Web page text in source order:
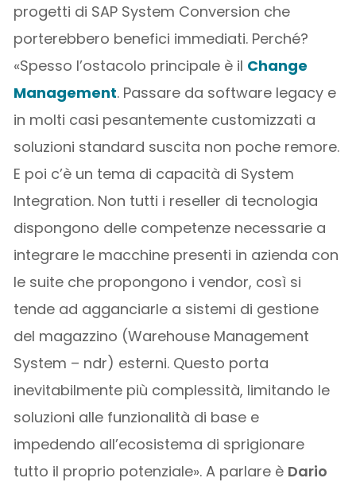
progetti di SAP System Conversion che
porterebbero benefici immediati. Perché?
«Spesso l’ostacolo principale è il Change
Management. Passare da software legacy e
in molti casi pesantemente customizzati a
soluzioni standard suscita non poche remore.
E poi c’è un tema di capacità di System
Integration. Non tutti i reseller di tecnologia
dispongono delle competenze necessarie a
integrare le macchine presenti in azienda con
le suite che propongono i vendor, così si
tende ad agganciarle a sistemi di gestione
del magazzino (Warehouse Management
System – ndr) esterni. Questo porta
inevitabilmente più complessità, limitando le
soluzioni alle funzionalità di base e
impedendo all’ecosistema di sprigionare
tutto il proprio potenziale». A parlare è Dario